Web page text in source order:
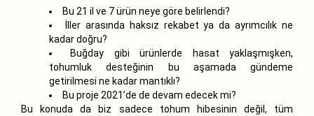
Bu 21 il ve 7 ürün neye göre belirlendi?
İller arasında haksız rekabet ya da ayrımcılık ne
kadar doğru?
Buğday gibi ürünlerde hasat yaklaşmışken,
tohumluk desteğinin bu aşamada gündeme
getirilmesi ne kadar mantıklı?
Bu proje 2021’de de devam edecek mi?
Bu konuda da biz sadece tohum hibesinin değil, tüm